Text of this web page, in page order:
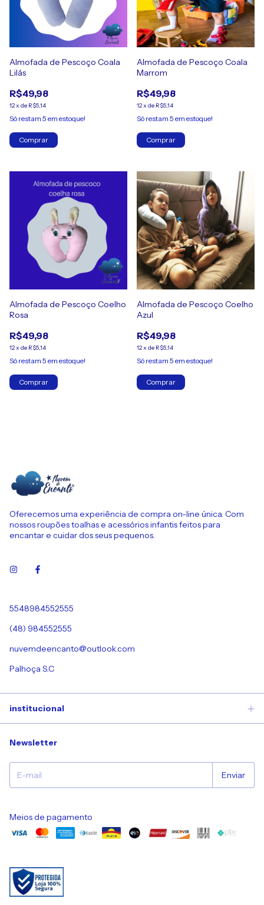
Almofada de Pescoço Coala
Lilás
R$49,98
12x de R$5,14
Só restam 5 em estoque!
Almofada de Pescoço Coala
Marrom
R$49,98
12x de R$5,14
Só restam 5 em estoque!
Almofada de Pescoço Coelho
Rosa
R$49,98
12x de R$5,14
Só restam 5 em estoque!
Almofada de Pescoço Coelho
Azul
R$49,98
12x de R$5,14
Só restam 5 em estoque!
Oferecemos uma experiência de compra on-line única. Com
nossos roupões toalhas e acessórios infantis feitos para
encantar e cuidar dos seus pequenos.
5548984552555
(48) 984552555
nuvemdeencanto@outlook.com
Palhoça S.C
institucional
Newsletter
Meios de pagamento